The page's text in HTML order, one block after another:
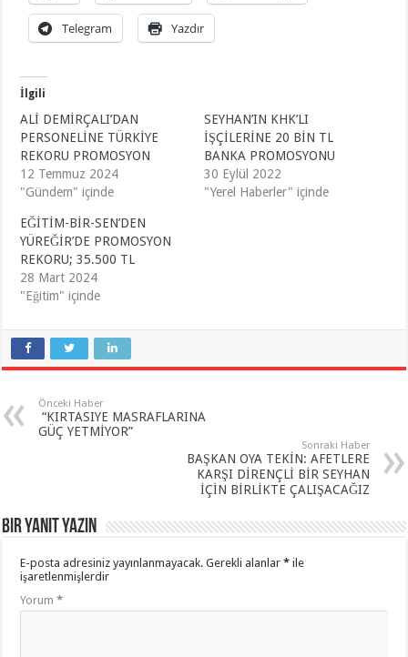
Telegram Yazdır
İlgili
ALİ DEMİRÇALI’DAN
PERSONELİNE TÜRKİYE
REKORU PROMOSYON
12 Temmuz 2024
"Gündem" içinde
SEYHAN’IN KHK’LI
İŞÇİLERİNE 20 BİN TL
BANKA PROMOSYONU
30 Eylül 2022
"Yerel Haberler" içinde
EĞİTİM-BİR-SEN’DEN
YÜREĞİR’DE PROMOSYON
REKORU; 35.500 TL
28 Mart 2024
"Eğitim" içinde
Önceki Haber
“KIRTASIYE MASRAFLARINA
GÜÇ YETMİYOR”
Sonraki Haber
BAŞKAN OYA TEKİN: AFETLERE
KARŞI DİRENÇLİ BİR SEYHAN
İÇİN BİRLİKTE ÇALIŞACAĞIZ
Bir yanıt yazın
E-posta adresiniz yayınlanmayacak. Gerekli alanlar* ile
işaretlenmişlerdir
Yorum*